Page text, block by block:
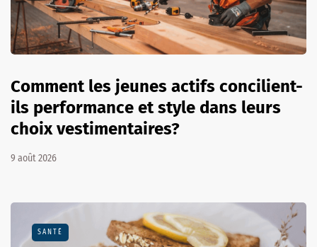
Comment les jeunes actifs concilient-
ils performance et style dans leurs
choix vestimentaires?
9 août 2026
SANTÉ